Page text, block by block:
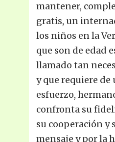
mantener,
gratis, un
los niños en la
que son de edad
llamado tan
y que requiere de
esfuerzo,
confronta su
su cooperación y
mensaje y por la